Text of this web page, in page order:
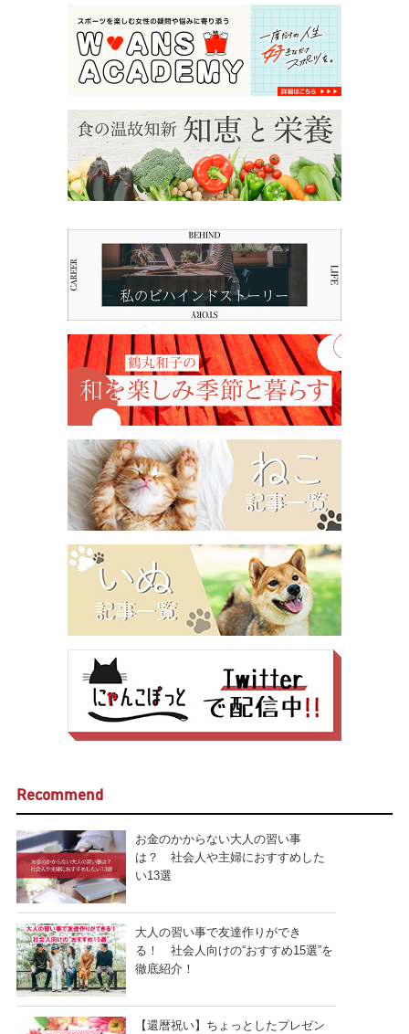
Recommend
お金のかからない大人の習い事
は？ 社会人や主婦におすすめした
い13選
大人の習い事で友達作りができ
る！ 社会人向けの“おすすめ15選”を
徹底紹介！
【還暦祝い】ちょっとしたプレゼン